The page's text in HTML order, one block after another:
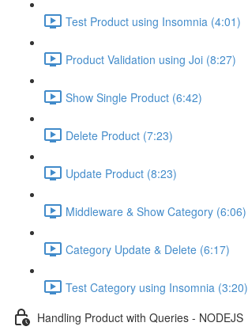
Test Product using Insomnia (4:01)
Product Validation using Joi (8:27)
Show Single Product (6:42)
Delete Product (7:23)
Update Product (8:23)
Middleware & Show Category (6:06)
Category Update & Delete (6:17)
Test Category using Insomnia (3:20)
Handling Product with Queries - NODEJS